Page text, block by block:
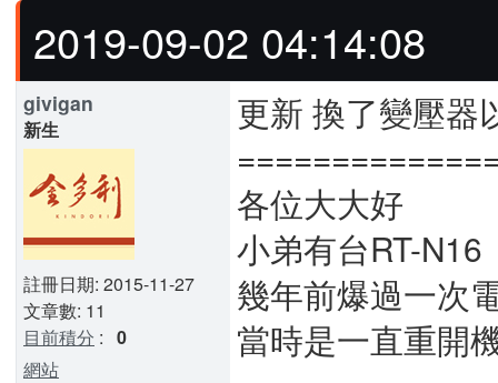
2019-09-02 04:14:08
givigan
新生
註冊日期: 2015-11-27
文章數: 11
目前積分 : 0
網站
更新 換了變壓器
各位大大好
小弟有台RT-N16
幾年前爆過一次
當時是一直重開